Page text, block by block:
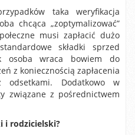
taka weryfikacja
chcąca „zoptymalizować”
musi zapłacić dużo
składki sprzed
osoba wraca bowiem do
z koniecznością zapłacenia
odsetkami. Dodatkowo w
związane z pośrednictwem
i rodzicielski?